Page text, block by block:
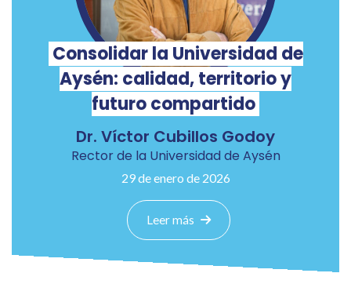
Consolidar la Universidad de
Aysén: calidad, territorio y
futuro compartido
Dr. Víctor Cubillos Godoy
Rector de la Universidad de Aysén
29 de enero de 2026
Leer más